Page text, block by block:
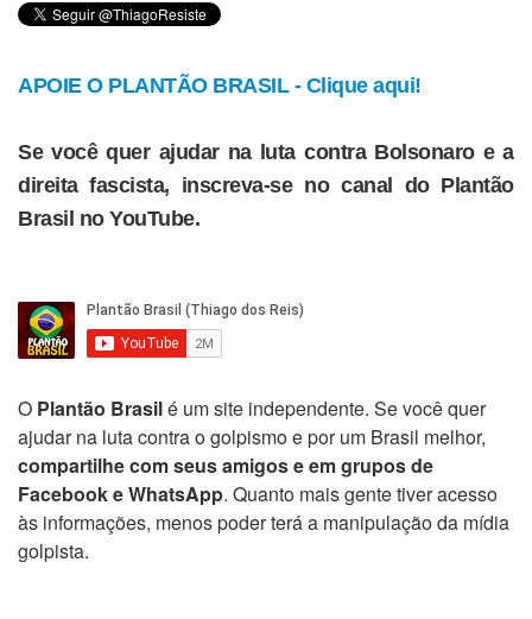
APOIE O PLANTÃO BRASIL - Clique aqui!
Se você quer ajudar na luta contra Bolsonaro e a
direita fascista, inscreva-se no canal do Plantão
Brasil no YouTube.
O Plantão Brasilé um site independente. Se você quer
ajudar na luta contra o golpismo e por um Brasil melhor,
compartilhe com seus amigos e em grupos de
Facebook e WhatsApp. Quanto mais gente tiver acesso
às informações, menos poder terá a manipulação da mídia
golpista.